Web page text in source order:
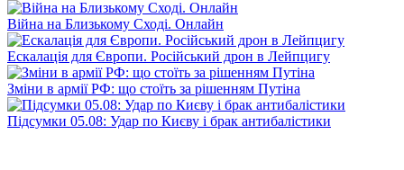
Війна на Близькому Сході. Онлайн
Ескалація для Європи. Російський дрон в Лейпцигу
Зміни в армії РФ: що стоїть за рішенням Путіна
Підсумки 05.08: Удар по Києву і брак антибалістики